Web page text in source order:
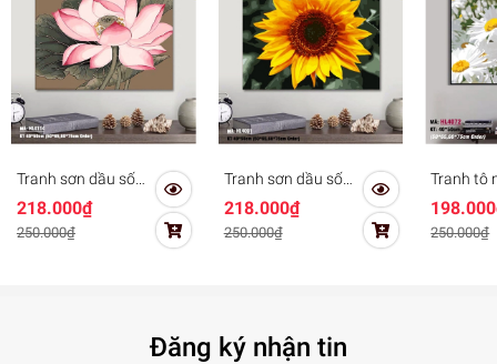
Tranh sơn dầu số
hóa tự tô cho người
lớn Gam Hoa sen
hồng HL4114
218.000₫
250.000₫
Tranh sơn dầu số
hóa tô màu theo số
Gam Hoa hướng
dương HL4091
218.000₫
250.000₫
Tranh tô
số sơn
Gam
trắng
250.000₫
Đăng ký nhận tin